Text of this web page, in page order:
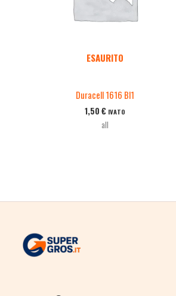
ESAURITO
Duracell 1616 Bl1
1,50 € IVATO
all